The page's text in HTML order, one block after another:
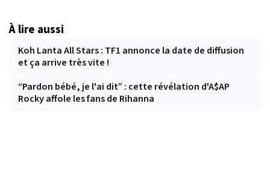
À lire aussi
Koh Lanta All Stars : TF1 annonce la date de diffusion
et ça arrive très vite !
“Pardon bébé, je l'ai dit” : cette révélation d'A$AP
Rocky affole les fans de Rihanna